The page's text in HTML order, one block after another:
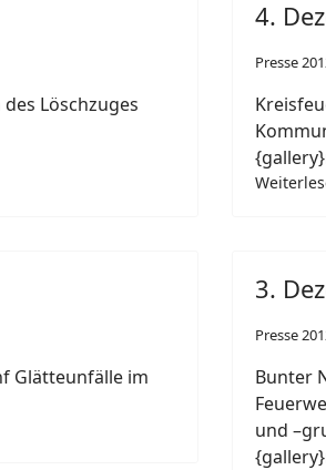
Löschzuges
4.
Presse
Glätteunfälle im
3.
Presse
Bunter
und